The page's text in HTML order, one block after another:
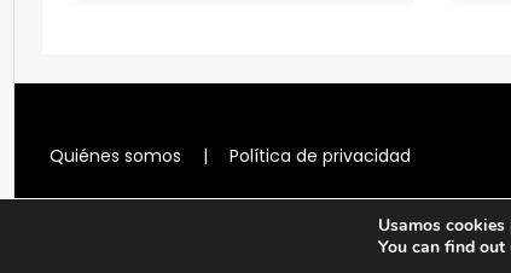
Quiénes somos | Política de privacidad
Usamos
You can find